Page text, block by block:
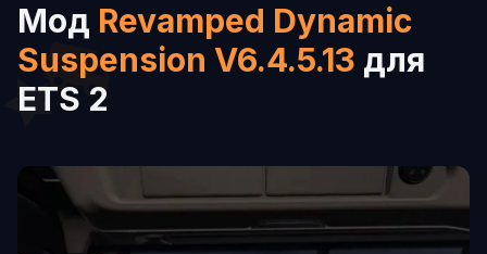
Мод Revamped Dynamic
Suspension V6.4.5.13 для
ETS 2